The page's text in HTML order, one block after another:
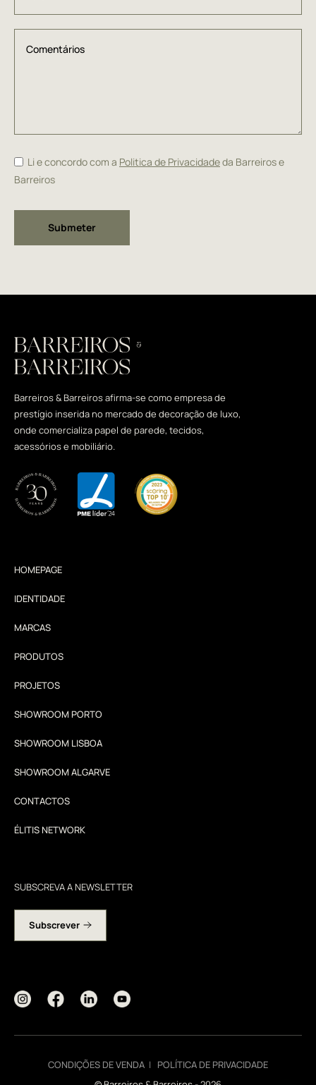
Li e concordo com a Politica de Privacidadeda Barreiros e
Barreiros
Barreiros & Barreiros afirma-se como empresa de
prestígio inserida no mercado de decoração de luxo,
onde comercializa papel de parede, tecidos,
acessórios e mobiliário.
HOMEPAGE
IDENTIDADE
MARCAS
PRODUTOS
PROJETOS
SHOWROOM PORTO
SHOWROOM LISBOA
SHOWROOM ALGARVE
CONTACTOS
ÉLITIS NETWORK
SUBSCREVA A NEWSLETTER
Subscrever
CONDIÇÕES DE VENDA
POLÍTICA DE PRIVACIDADE